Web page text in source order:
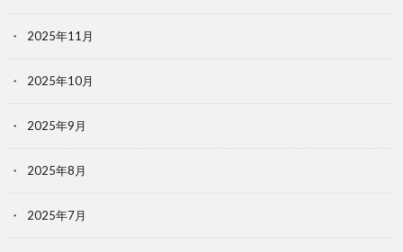
2025年11月
2025年10月
2025年9月
2025年8月
2025年7月